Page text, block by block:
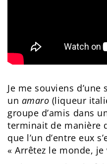
Je me souviens
un amaro (liqueur
groupe d’amis dans
terminait de manière
que l’un d’entre eux
« Arrêtez le monde, je